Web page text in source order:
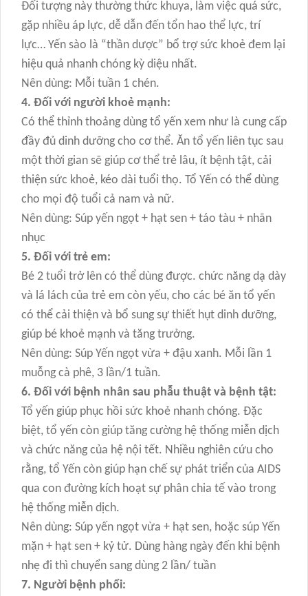
Đối tượng này thường thức khuya, làm việc quá sức,
gặp nhiều áp lực, dễ dẫn đến tổn hao thể lực, trí
lực… Yến sào là “thần dược” bổ trợ sức khoẻ đem lại
hiệu quả nhanh chóng kỳ diệu nhất.
Nên dùng: Mỗi tuần 1 chén.
4. Đối với người khoẻ mạnh:
Có thể thỉnh thoảng dùng tổ yến xem như là cung cấp
đầy đủ dinh dưỡng cho cơ thể. Ăn tổ yến liên tục sau
một thời gian sẽ giúp cơ thể trẻ lâu, ít bệnh tật, cải
thiện sức khoẻ, kéo dài tuổi thọ. Tổ Yến có thể dùng
cho mọi độ tuổi cả nam và nữ.
Nên dùng: Súp yến ngọt + hạt sen + táo tàu + nhãn
nhục
5. Đối với trẻ em:
Bé 2 tuổi trở lên có thể dùng được. chức năng dạ dày
và lá lách của trẻ em còn yếu, cho các bé ăn tổ yến
có thể cải thiện và bổ sung sự thiết hụt dinh dưỡng,
giúp bé khoẻ mạnh và tăng trưởng.
Nên dùng: Súp Yến ngọt vừa + đậu xanh. Mỗi lần 1
muỗng cà phê, 3 lần/1 tuần.
6. Đối với bệnh nhân sau phẫu thuật và bệnh tật:
Tổ yến giúp phục hồi sức khoẻ nhanh chóng. Đặc
biệt, tổ yến còn giúp tăng cường hệ thống miễn dịch
và chức năng của hệ nội tết. Nhiều nghiên cứu cho
rằng, tổ Yến còn giúp hạn chế sự phát triển của AIDS
qua con đường kích hoạt sự phân chia tế vào trong
hệ thống miễn dịch.
Nên dùng: Súp yến ngọt vừa + hạt sen, hoặc súp Yến
mặn + hạt sen + kỷ tử. Dùng hàng ngày đến khi bệnh
nhẹ đi thì chuyển sang dùng 2 lần/ tuần
7. Người bệnh phổi: